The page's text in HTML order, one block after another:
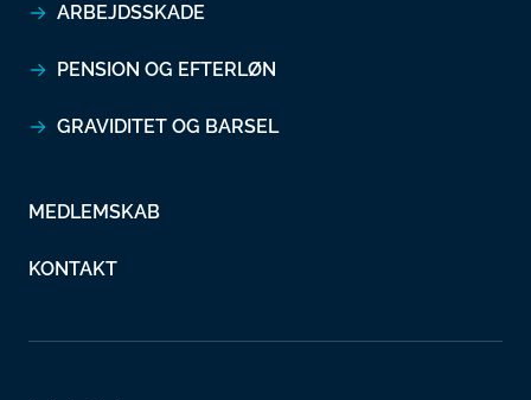
ARBEJDSSKADE
PENSION OG EFTERLØN
GRAVIDITET OG BARSEL
MEDLEMSKAB
KONTAKT